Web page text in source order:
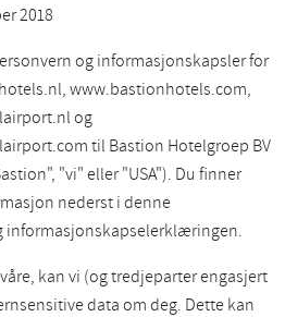
2018
og informasjonskapsler for
www.bastionhotels.com,
og
til Bastion Hotelgroep BV
"vi" eller "USA"). Du finner
nederst i denne
kan vi (og tredjeparter engasjert
data om deg. Dette kan